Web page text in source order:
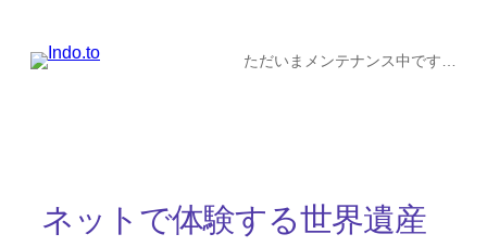
ただいまメンテナンス中です…
ネットで体験する世界遺産